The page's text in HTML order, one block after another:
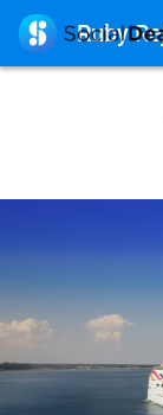
 Ruby